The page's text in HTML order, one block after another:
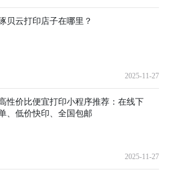
贝云打印店子在哪里？
2025-11-27
性价比便宜打印小程序推荐：在线下
、低价快印、全国包邮
2025-11-27